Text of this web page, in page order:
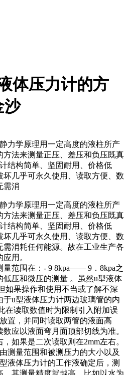
体压力计的方
沙
力学原理用一定高度的液柱所产
法来测量正压、差压和负压既真
结构简单、坚固耐用、价格低
坏几乎可永久使用、读取方便、数
需消
力学原理用一定高度的液柱所产
法来测量正压、差压和负压既真
结构简单、坚固耐用、价格低
坏几乎可永久使用、读取方便、数
消耗任何能源。故在工业生产各
用。
量范围在：- 9 8kpa—— 9．8kpa之
压和微压的测量 。虽然u型液体
如果操作和使用不当或了解不深
u型液体压力计两边玻璃管的内
在读取数值时为限制引入附加误
置，并同时读取两管的液面高
应以液面弯月面顶部切线为准。
如果是二次读取则在2mm左右。
测量范围和被测压力的大小以及
液体压力计的工作液确定后，测
其测量精度就越高。比如以水为